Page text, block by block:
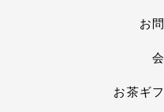
お
お茶ギ